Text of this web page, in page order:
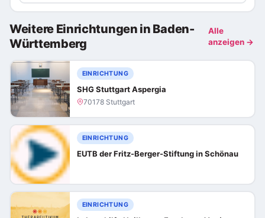
Weitere Einrichtungen in Baden-
Württemberg
Alle
anzeigen →
EINRICHTUNG
SHG Stuttgart Aspergia
70178 Stuttgart
EINRICHTUNG
EUTB der Fritz-Berger-Stiftung in Schönau
EINRICHTUNG